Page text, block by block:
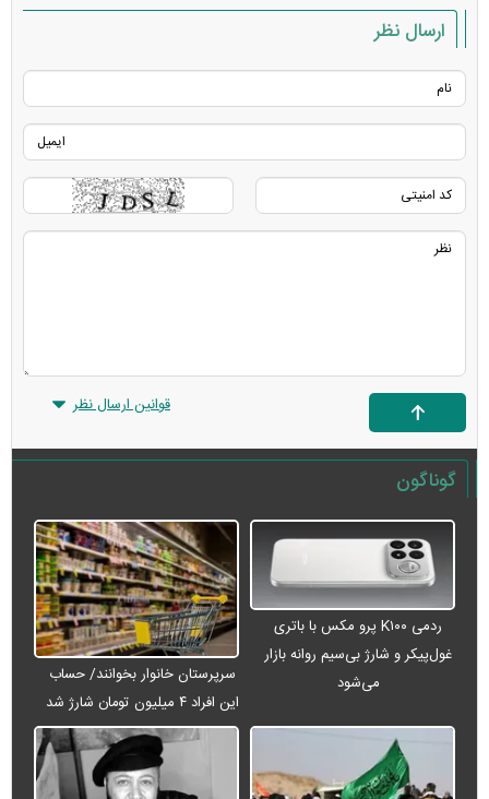
ارسال نظر
قوانین ارسال نظر
گوناگون
ردمی K۱۰۰ پرو مکس با باتری
غول‌پیکر و شارژ بی‌سیم روانه بازار
می‌شود
سرپرستان خانوار بخوانند/ حساب
این افراد ۴ میلیون تومان شارژ شد